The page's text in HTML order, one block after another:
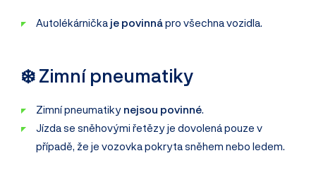
Autolékárnička je povinnápro všechna vozidla.
❄️ Zimní pneumatiky
Zimní pneumatiky nejsou povinné.
Jízda se sněhovými řetězy je dovolená pouze v
případě, že je vozovka pokryta sněhem nebo ledem.